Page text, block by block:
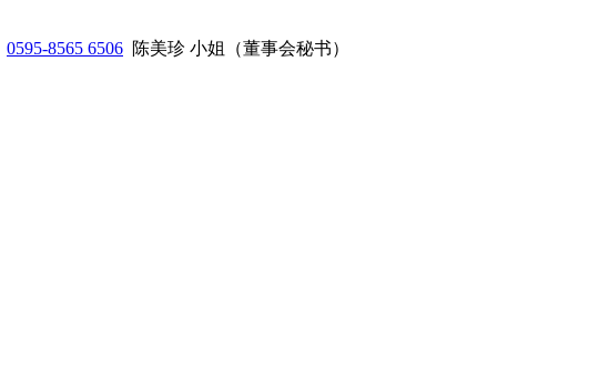
0595-8565 6506 陈美珍 小姐（董事会秘书）